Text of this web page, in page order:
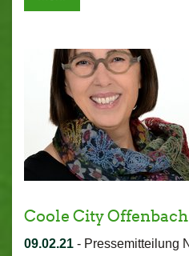
Coole City Offenbach
09.02.21 - Pressemitteilung